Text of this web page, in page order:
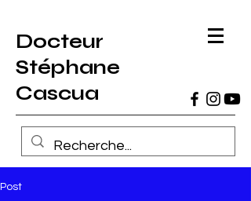
Docteur
Stéphane
Cascua
Post